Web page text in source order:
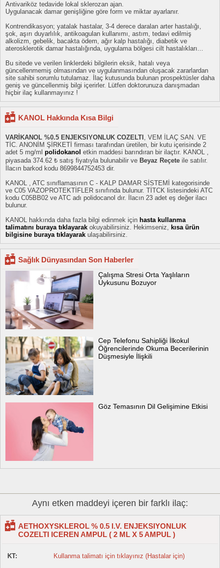
Antivariköz tedavide lokal sklerozan ajan.
Uygulanacak damar genişliğine göre form ve miktar ayarlanır.
Kontrendikasyon; yatalak hastalar, 3-4 derece daralan arter hastalığı,
şok, aşırı duyarlılık, antikoagulan kullanımı, astım, tedavi edilmiş
alkolizm, gebelik, bacakta ödem, ağır kalp hastalığı, diabetik ve
aterosklerotik damar hastalığında, uygulama bölgesi cilt hastalıkları...
Bu sitede ve verilen linklerdeki bilgilerin eksik, hatalı veya
güncellenmemiş olmasından ve uygulanmasından oluşacak zararlardan
site sahibi sorumlu tutulamaz. İlaç kutusunda bulunan prospektüsler daha
geniş ve güncellenmiş bilgi içerirler. Lütfen doktorunuza danışmadan
hiçbir ilaç kullanmayınız !
KANOL Hakkında Kısa Bilgi
VARİKANOL %0.5 ENJEKSIYONLUK COZELTI , VEM İLAÇ SAN. VE
TİC. ANONİM ŞİRKETİ firması tarafından üretilen, bir kutu içerisinde 2
adet 5 mg/ml polidokanol etkin maddesi barındıran bir ilaçtır. KANOL ,
piyasada 374.62 ₺ satış fiyatıyla bulunabilir ve Beyaz Reçete ile satılır.
İlacın barkod kodu 8699844752453 dir.
KANOL , ATC sınıflamasının C - KALP DAMAR SİSTEMİ kategorisinde
ve C05 VAZOPROTEKTİFLER sınıfında bulunur. TİTCK listesindeki ATC
kodu C05BB02 ve ATC adı polidocanol dır. İlacın 23 adet eş değer ilacı
bulunur.
KANOL hakkında daha fazla bilgi edinmek için hasta kullanma
talimatını buraya tıklayarak okuyabilirsiniz. Hekimseniz, kısa ürün
bilgisine buraya tıklayarak ulaşabilirsiniz.
Sağlık Dünyasından Son Haberler
Çalışma Stresi Orta Yaşlıların
Uykusunu Bozuyor
Cep Telefonu Sahipliği İlkokul
Öğrencilerinde Okuma Becerilerinin
Düşmesiyle İlişkili
Göz Temasının Dil Gelişimine Etkisi
Aynı etken maddeyi içeren bir farklı ilaç:
AETHOXYSKLEROL % 0.5 I.V. ENJEKSIYONLUK
COZELTI ICEREN AMPUL ( 2 ML X 5 AMPUL )
KT:
Kullanma talimatı için tıklayınız (Hastalar için)